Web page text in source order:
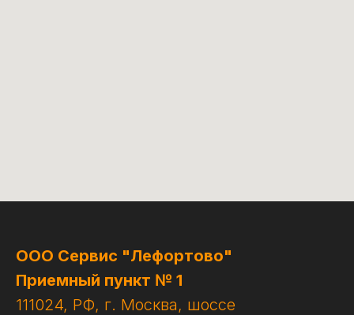
ООО Сервис "Лефортово"
Приемный пункт № 1
111024, РФ, г. Москва, шоссе